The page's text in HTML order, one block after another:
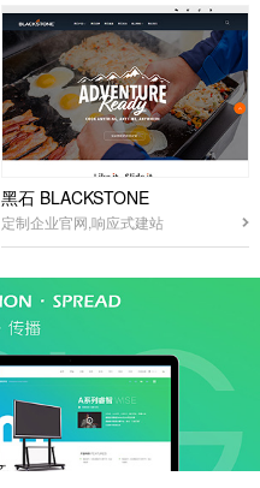
黑石 BLACKSTONE
定制企业官网,响应式建站